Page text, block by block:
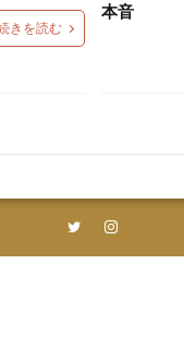
きを読む
本音